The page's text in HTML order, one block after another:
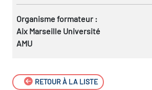
Organisme formateur :
Aix Marseille Université
AMU
RETOUR À LA LISTE